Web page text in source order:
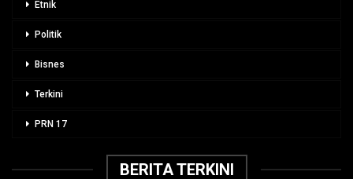
Etnik
Politik
Bisnes
Terkini
PRN 17
BERITA TERKINI